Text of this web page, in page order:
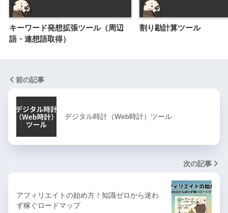
キーワード発想拡張ツール（周辺
語・連想語取得）
割り勘計算ツール
前の記事
デジタル時計（Web時計）ツール
次の記事
アフィリエイトの始め方！知識ゼロから迷わ
ず稼ぐロードマップ